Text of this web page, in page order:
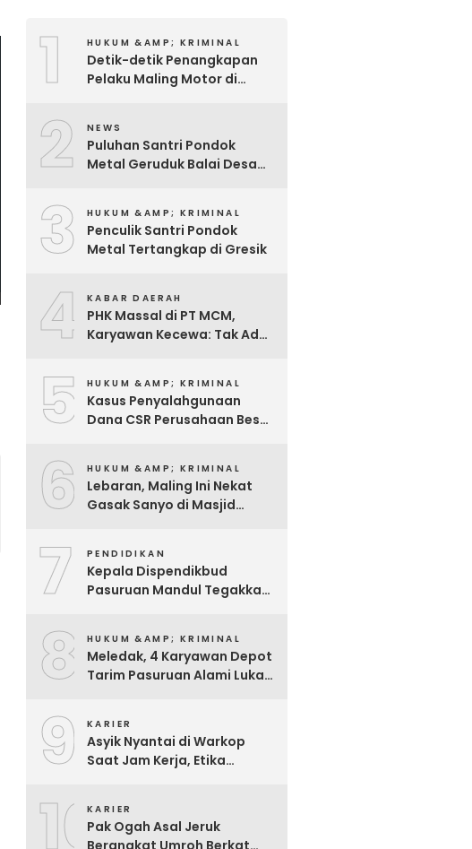
1 HUKUM &AMP; KRIMINAL
Detik-detik Penangkapan
Pelaku Maling Motor di
2 NEWS
Puluhan Santri Pondok
Metal Geruduk Balai Desa
3 HUKUM &AMP; KRIMINAL
Penculik Santri Pondok
Metal Tertangkap di Gresik
4 KABAR DAERAH
PHK Massal di PT MCM,
Karyawan Kecewa: Tak Ada
5 HUKUM &AMP; KRIMINAL
Kasus Penyalahgunaan
Dana CSR Perusahaan Besar
6 HUKUM &AMP; KRIMINAL
Lebaran, Maling Ini Nekat
Gasak Sanyo di Masjid
7 PENDIDIKAN
Kepala Dispendikbud
Pasuruan Mandul Tegakkan
8 HUKUM &AMP; KRIMINAL
Meledak, 4 Karyawan Depot
Tarim Pasuruan Alami Luka
9 KARIER
Asyik Nyantai di Warkop
Saat Jam Kerja, Etika
10KARIER
Pak Ogah Asal Jeruk